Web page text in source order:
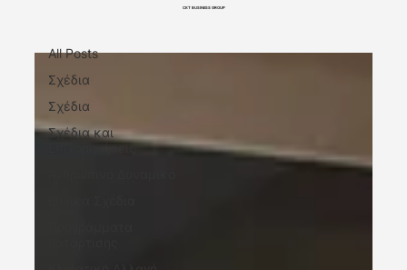
CKT BUSINESS GROUP
All Posts
Σχέδια
Σχέδια
Σχέδια και
Επιχορηγήσεις